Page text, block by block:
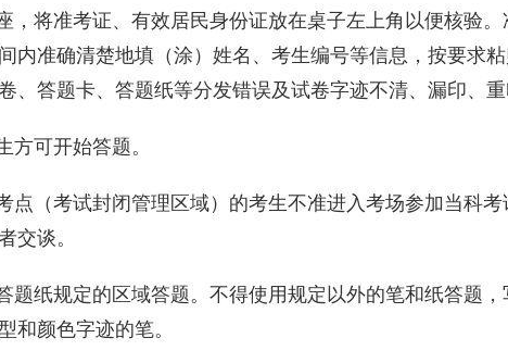
，将准考证、有效居民身份证放在桌子左上角以便核验
内准确清楚地填（涂）姓名、考生编号等信息，按要
、答题卡、答题纸等分发错误及试卷字迹不清、漏印、
方可开始答题。
点（考试封闭管理区域）的考生不准进入考场参加当科
交谈。
题纸规定的区域答题。不得使用规定以外的笔和纸答题
和颜色字迹的笔。